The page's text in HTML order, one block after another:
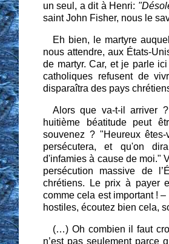
un seul, a dit à Henri:
saint John Fisher, nous le
Eh bien, le martyre
nous attendre, aux États-
de martyr. Car, et je parle
catholiques refusent de
disparaîtra des pays
Alors que va-t-il arriver
huitième béatitude peut
souvenez ? "Heureux
persécutera, et qu'on
d'infamies à cause de moi."
persécution massive de
chrétiens. Le prix à payer
comme cela est important !
hostiles, écoutez bien cela,
(…) Oh combien il faut
n’est pas seulement parce